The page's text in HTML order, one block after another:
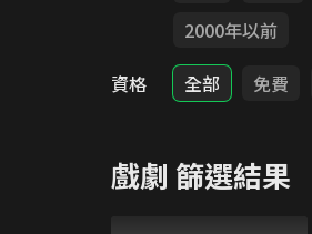
2000年以前
資格
全部 免費
戲劇 篩選結果